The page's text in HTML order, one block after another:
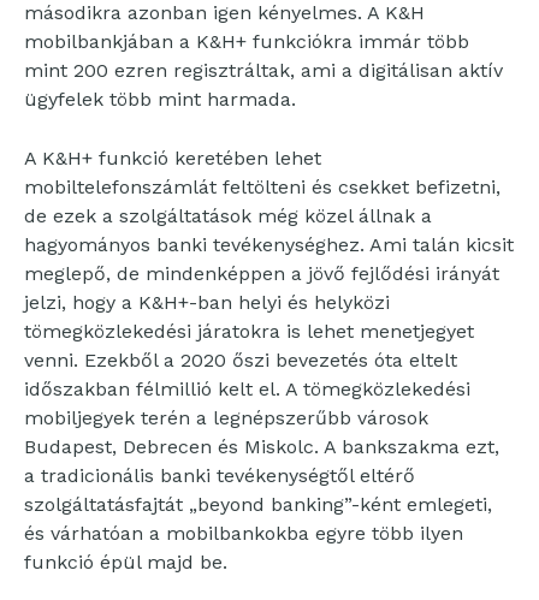
másodikra azonban igen kényelmes. A K&H
mobilbankjában a K&H+ funkciókra immár több
mint 200 ezren regisztráltak, ami a digitálisan aktív
ügyfelek több mint harmada.
A K&H+ funkció keretében lehet
mobiltelefonszámlát feltölteni és csekket befizetni,
de ezek a szolgáltatások még közel állnak a
hagyományos banki tevékenységhez. Ami talán kicsit
meglepő, de mindenképpen a jövő fejlődési irányát
jelzi, hogy a K&H+-ban helyi és helyközi
tömegközlekedési járatokra is lehet menetjegyet
venni. Ezekből a 2020 őszi bevezetés óta eltelt
időszakban félmillió kelt el. A tömegközlekedési
mobiljegyek terén a legnépszerűbb városok
Budapest, Debrecen és Miskolc. A bankszakma ezt,
a tradicionális banki tevékenységtől eltérő
szolgáltatásfajtát „beyond banking”-ként emlegeti,
és várhatóan a mobilbankokba egyre több ilyen
funkció épül majd be.